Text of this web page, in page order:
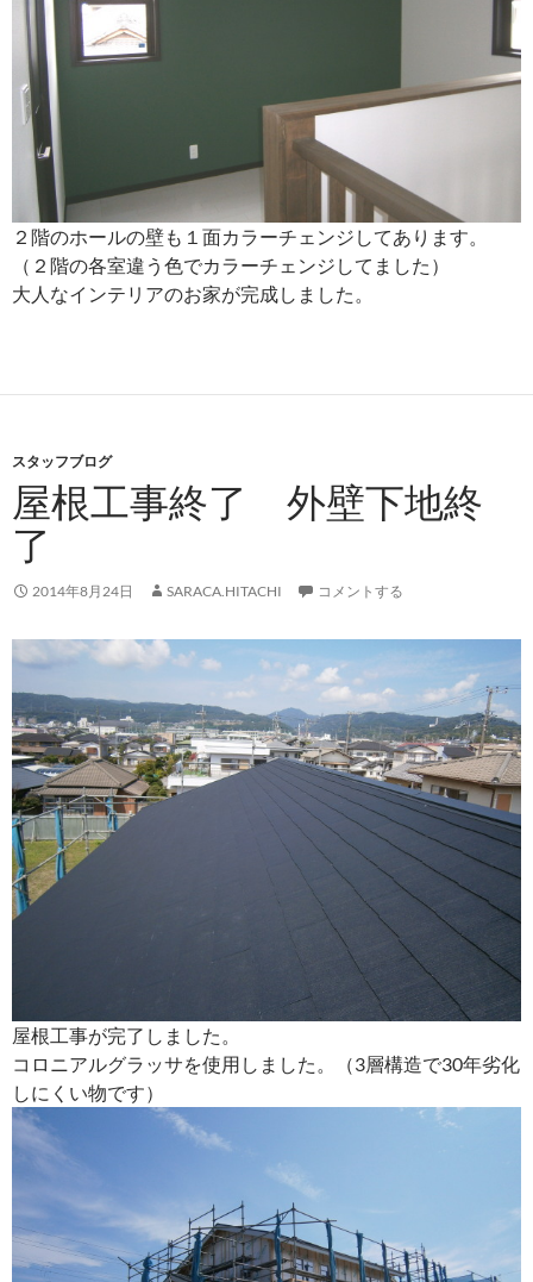
２階のホールの壁も１面カラーチェンジしてあります。
（２階の各室違う色でカラーチェンジしてました）
大人なインテリアのお家が完成しました。
スタッフブログ
屋根工事終了 外壁下地終
了
2014年8月24日 SARACA.HITACHI コメントする
屋根工事が完了しました。
コロニアルグラッサを使用しました。（3層構造で30年劣化
しにくい物です）